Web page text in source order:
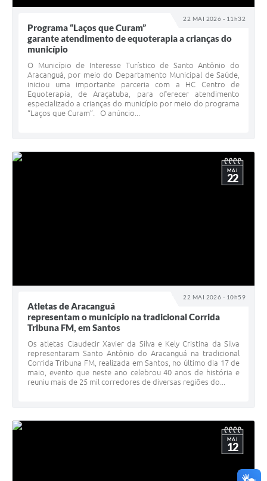
22 MAI 2026 - 11h32
Programa “Laços que Curam”
garante atendimento de equoterapia a crianças do
município
O Município de Interesse Turístico de Santo Antônio do
Aracanguá, por meio do Departamento Municipal de Saúde,
iniciou uma importante parceria com a HC Centro de
Equoterapia, de Araçatuba, para oferecer atendimento
especializado a crianças do município por meio do programa
“Laços que Curam”. O anúncio...
22 MAI 2026 - 10h59
MAI
22
Atletas de Aracanguá
representam o município na tradicional Corrida
Tribuna FM, em Santos
Os atletas Claudecir Xavier da Silva e Kely Cristina da Silva
representaram Santo Antônio do Aracanguá na tradicional
Corrida Tribuna FM, realizada em Santos, no último dia 17 de
maio, evento que neste ano celebrou 40 anos de história e
reuniu mais de 25 mil corredores de diversas regiões do...
MAI
12